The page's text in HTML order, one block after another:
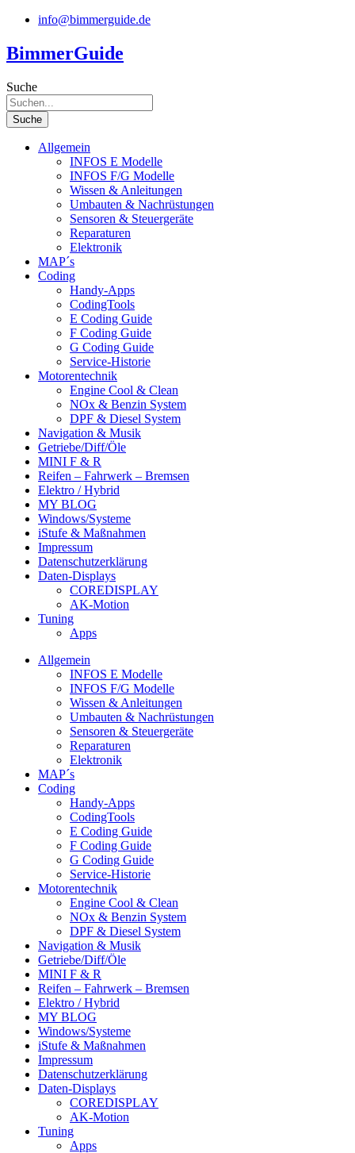
Zum
springen
info@bimmerguide.de
BimmerGuide
Suche
Suche
Allgemein
INFOS E Modelle
INFOS F/G Modelle
Wissen & Anleitungen
Umbauten & Nachrüstungen
Sensoren & Steuergeräte
Reparaturen
Elektronik
MAP´s
Coding
Handy-Apps
CodingTools
E Coding Guide
F Coding Guide
G Coding Guide
Service-Historie
Motorentechnik
Engine Cool & Clean
NOx & Benzin System
DPF & Diesel System
Navigation & Musik
Getriebe/Diff/Öle
MINI F & R
Reifen – Fahrwerk – Bremsen
Elektro / Hybrid
MY BLOG
Windows/Systeme
iStufe & Maßnahmen
Impressum
Datenschutzerklärung
Daten-Displays
COREDISPLAY
AK-Motion
Tuning
Apps
Allgemein
INFOS E Modelle
INFOS F/G Modelle
Wissen & Anleitungen
Umbauten & Nachrüstungen
Sensoren & Steuergeräte
Reparaturen
Elektronik
MAP´s
Coding
Handy-Apps
CodingTools
E Coding Guide
F Coding Guide
G Coding Guide
Service-Historie
Motorentechnik
Engine Cool & Clean
NOx & Benzin System
DPF & Diesel System
Navigation & Musik
Getriebe/Diff/Öle
MINI F & R
Reifen – Fahrwerk – Bremsen
Elektro / Hybrid
MY BLOG
Windows/Systeme
iStufe & Maßnahmen
Impressum
Datenschutzerklärung
Daten-Displays
COREDISPLAY
AK-Motion
Tuning
Apps